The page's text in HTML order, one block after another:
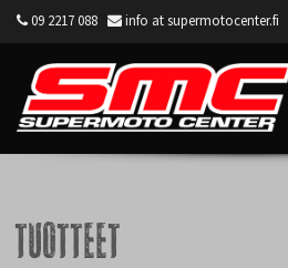
09 2217 088 info at supermotocenter.fi
Tuotteet